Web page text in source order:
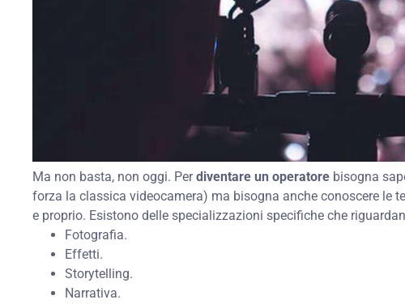
Ma non basta, non oggi. Perdiventare un operatore bisogna
forza la classica videocamera) ma bisogna anche conoscere le
e proprio. Esistono delle specializzazioni specifiche che
Fotografia.
Effetti.
Storytelling.
Narrativa.